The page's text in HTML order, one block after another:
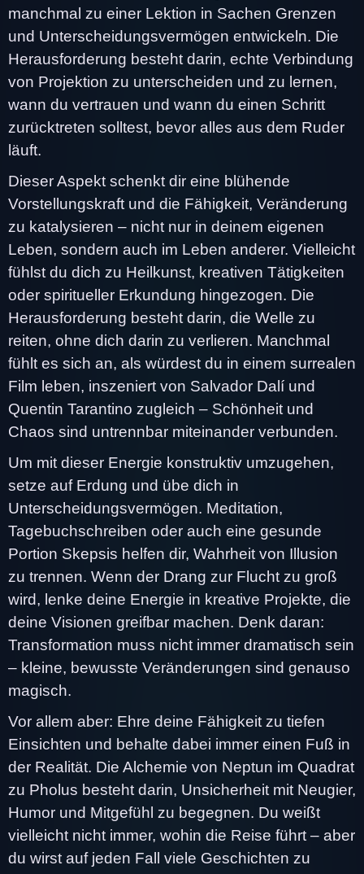
manchmal zu einer Lektion in Sachen Grenzen
und Unterscheidungsvermögen entwickeln. Die
Herausforderung besteht darin, echte Verbindung
von Projektion zu unterscheiden und zu lernen,
wann du vertrauen und wann du einen Schritt
zurücktreten solltest, bevor alles aus dem Ruder
läuft.
Dieser Aspekt schenkt dir eine blühende
Vorstellungskraft und die Fähigkeit, Veränderung
zu katalysieren – nicht nur in deinem eigenen
Leben, sondern auch im Leben anderer. Vielleicht
fühlst du dich zu Heilkunst, kreativen Tätigkeiten
oder spiritueller Erkundung hingezogen. Die
Herausforderung besteht darin, die Welle zu
reiten, ohne dich darin zu verlieren. Manchmal
fühlt es sich an, als würdest du in einem surrealen
Film leben, inszeniert von Salvador Dalí und
Quentin Tarantino zugleich – Schönheit und
Chaos sind untrennbar miteinander verbunden.
Um mit dieser Energie konstruktiv umzugehen,
setze auf Erdung und übe dich in
Unterscheidungsvermögen. Meditation,
Tagebuchschreiben oder auch eine gesunde
Portion Skepsis helfen dir, Wahrheit von Illusion
zu trennen. Wenn der Drang zur Flucht zu groß
wird, lenke deine Energie in kreative Projekte, die
deine Visionen greifbar machen. Denk daran:
Transformation muss nicht immer dramatisch sein
– kleine, bewusste Veränderungen sind genauso
magisch.
Vor allem aber: Ehre deine Fähigkeit zu tiefen
Einsichten und behalte dabei immer einen Fuß in
der Realität. Die Alchemie von Neptun im Quadrat
zu Pholus besteht darin, Unsicherheit mit Neugier,
Humor und Mitgefühl zu begegnen. Du weißt
vielleicht nicht immer, wohin die Reise führt – aber
du wirst auf jeden Fall viele Geschichten zu